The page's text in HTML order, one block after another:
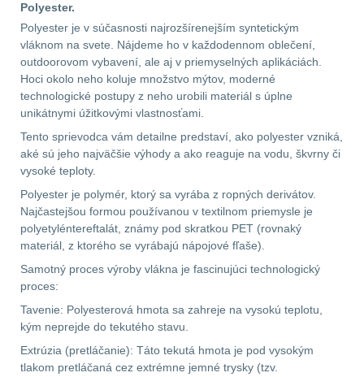
Zvětšovací moduly5
CQB21
Na vzduchovku15
Na kuše2
Přesné střílení
Velký oční reliéf 1
Na dlouhé vzdálenosti 13
Multi-range
vzdálenost 16
Polyester.
Polyester je v súčasnosti najrozšírenejším syntetickým
vláknom na svete. Nájdeme ho v každodennom oblečení,
outdoorovom vybavení, ale aj v priemyselných aplikáciách.
Hoci okolo neho koluje množstvo mýtov, moderné
technologické postupy z neho urobili materiál s úplne
unikátnymi úžitkovými vlastnosťami.
Tento sprievodca vám detailne predstaví, ako polyester vzniká,
aké sú jeho najväčšie výhody a ako reaguje na vodu, škvrny či
vysoké teploty.
Polyester je polymér, ktorý sa vyrába z ropných derivátov.
Najčastejšou formou používanou v textilnom priemysle je
polyetyléntereftalát, známy pod skratkou PET (rovnaký
materiál, z ktorého se vyrábajú nápojové fľaše).
Samotný proces výroby vlákna je fascinujúci technologický
proces:
Tavenie: Polyesterová hmota sa zahreje na vysokú teplotu,
kým neprejde do tekutého stavu.
Extrúzia (pretláčanie): Táto tekutá hmota je pod vysokým
tlakom pretláčaná cez extrémne jemné trysky (tzv.